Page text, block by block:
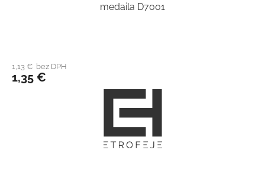
medaila D7001
1,13 € bez DPH
1,35 €